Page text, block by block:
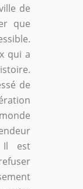
de
que
qui a
de
Il est